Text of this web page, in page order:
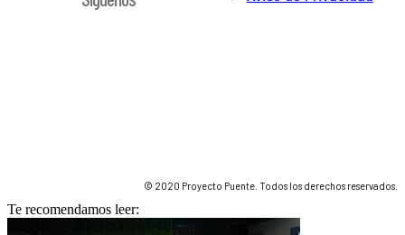
© 2020 Proyecto Puente. Todos los derechos reservados.
Te recomendamos leer: